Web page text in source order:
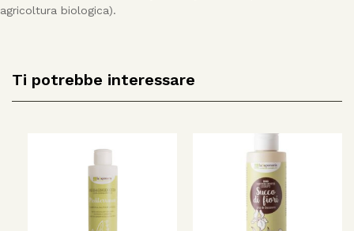
agricoltura biologica).
Ti potrebbe interessare